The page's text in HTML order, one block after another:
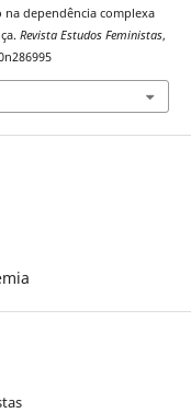
na dependência complexa
Revista Estudos Feministas,